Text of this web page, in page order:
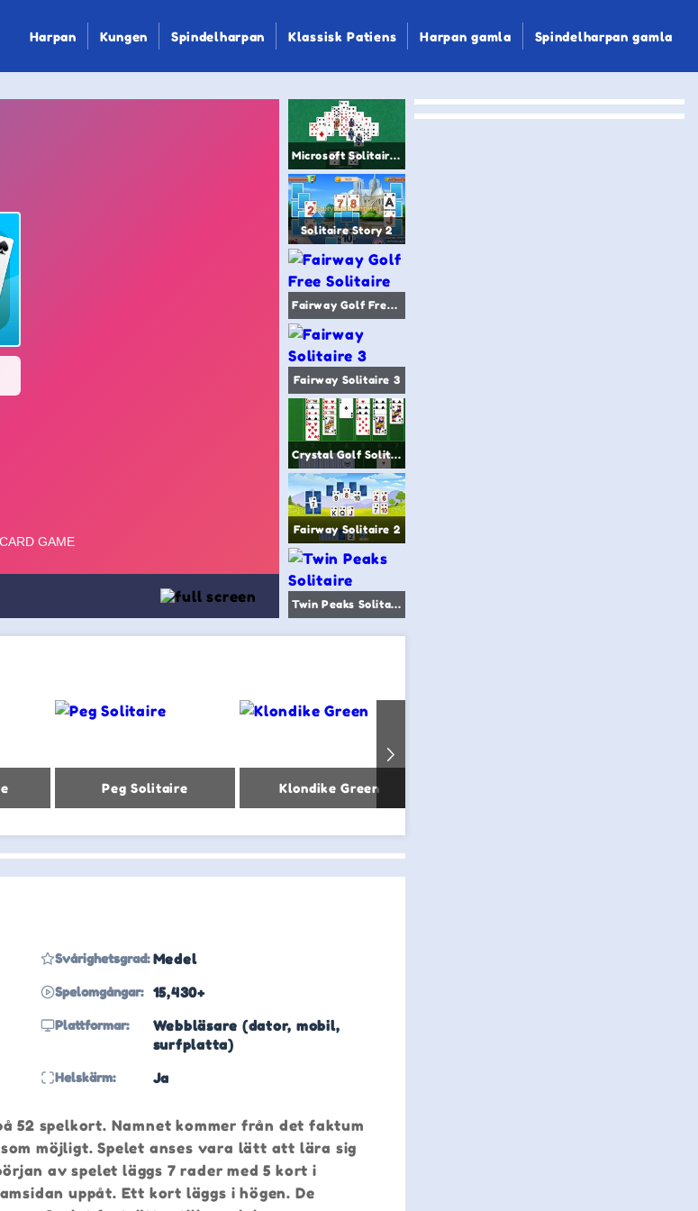
Harpan Kungen Spindelharpan Klassisk Patiens Harpan gamla Spindelharpan gamla
Microsoft Solitaire Collection
Solitaire Story 2
Fairway Golf Free Solitaire
Fairway Solitaire 3
Crystal Golf Solitaire
Fairway Solitaire 2
Twin Peaks Solitaire
Peg Solitaire Klondike Green
Svårighetsgrad: Medel
Spelomgångar: 15,430+
Plattformar:
Webbläsare (dator, mobil,
surfplatta)
Helskärm: Ja
52 spelkort. Namnet kommer från det faktum
möjligt. Spelet anses vara lätt att lära sig
av spelet läggs 7 rader med 5 kort i
uppåt. Ett kort läggs i högen. De